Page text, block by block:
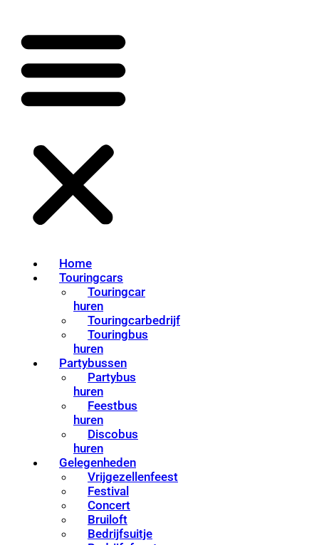
Home
Touringcars
Touringcar
huren
Touringcarbedrijf
Touringbus
huren
Partybussen
Partybus
huren
Feestbus
huren
Discobus
huren
Gelegenheden
Vrijgezellenfeest
Festival
Concert
Bruiloft
Bedrijfsuitje